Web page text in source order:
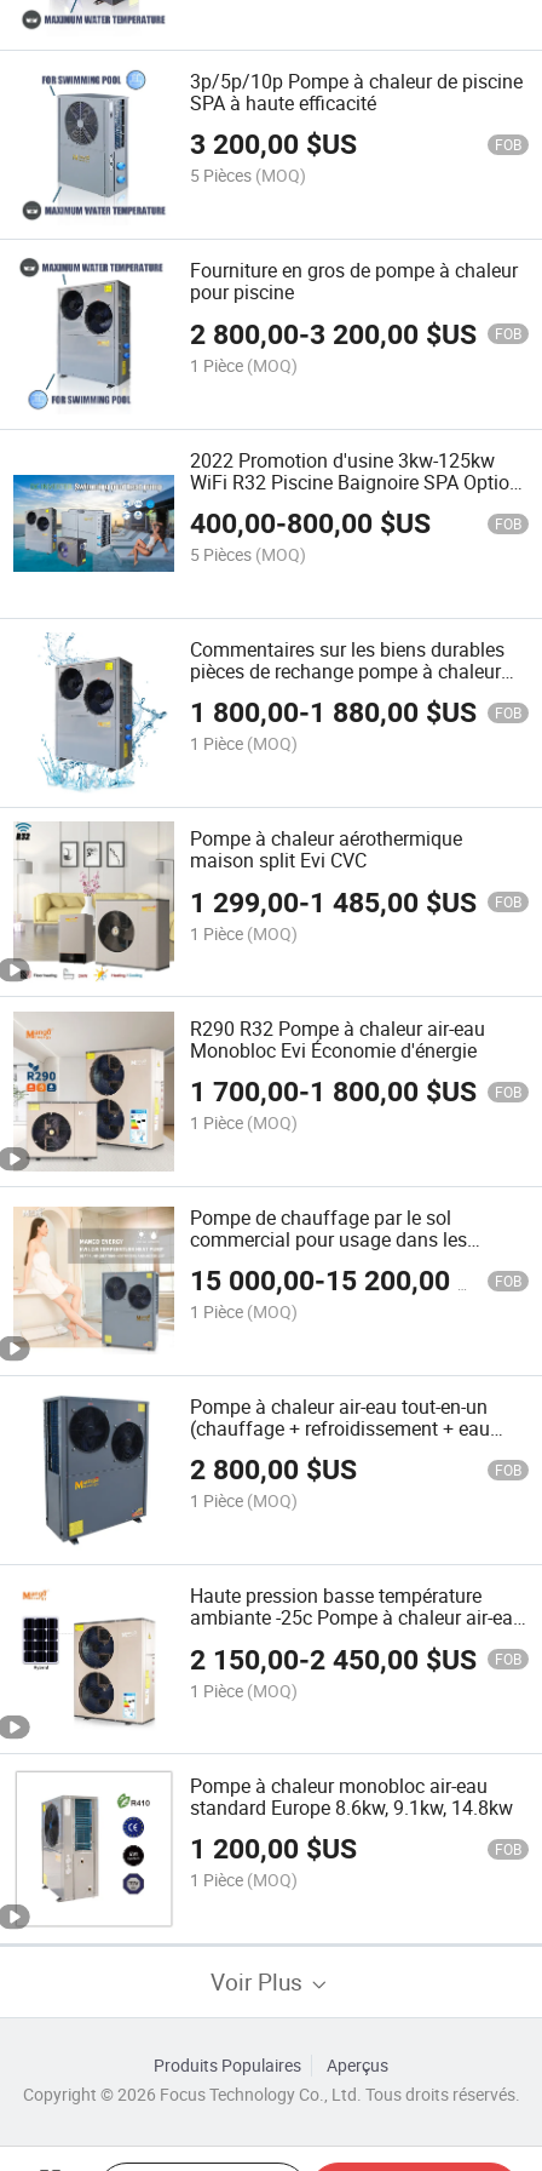
3p/5p/10p Pompe à chaleur de piscine
SPA à haute efficacité
3 200,00 $US FOB
5 Pièces (MOQ)
Fourniture en gros de pompe à chaleur
pour piscine
2 800,00-3 200,00 $US FOB
1 Pièce (MOQ)
2022 Promotion d'usine 3kw-125kw
WiFi R32 Piscine Baignoire SPA Option
Inverter Chauffe-eau Pompe à chaleur
400,00-800,00 $US FOB
5 Pièces (MOQ)
Commentaires sur les biens durables
pièces de rechange pompe à chaleur
air-eau pour piscine chauffe-eau
1 800,00-1 880,00 $US FOB
1 Pièce (MOQ)
Pompe à chaleur aérothermique
maison split Evi CVC
1 299,00-1 485,00 $US FOB
1 Pièce (MOQ)
R290 R32 Pompe à chaleur air-eau
Monobloc Evi Économie d'énergie
1 700,00-1 800,00 $US FOB
1 Pièce (MOQ)
Pompe de chauffage par le sol
commercial pour usage dans les
15 000,00-15 200,00 FOB
1 Pièce (MOQ)
Pompe à chaleur air-eau tout-en-un
(chauffage + refroidissement + eau
chaude) source d'énergie
aérothermique
2 800,00 $US FOB
1 Pièce (MOQ)
Haute pression basse température
ambiante -25c Pompe à chaleur air-eau
2 150,00-2 450,00 $US FOB
1 Pièce (MOQ)
Pompe à chaleur monobloc air-eau
standard Europe 8.6kw, 9.1kw, 14.8kw
1 200,00 $US FOB
1 Pièce (MOQ)
Voir Plus
Produits Populaires
Aperçus
Copyright © 2026 Focus Technology Co., Ltd. Tous droits réservés.